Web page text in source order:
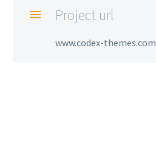
 Project url
www.codex-themes.com